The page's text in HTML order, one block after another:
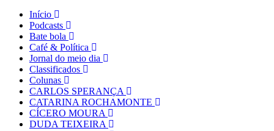
Início
Podcasts
Bate bola
Café & Política
Jornal do meio dia
Classificados
Colunas
CARLOS SPERANÇA
CATARINA ROCHAMONTE
CÍCERO MOURA
DUDA TEIXEIRA